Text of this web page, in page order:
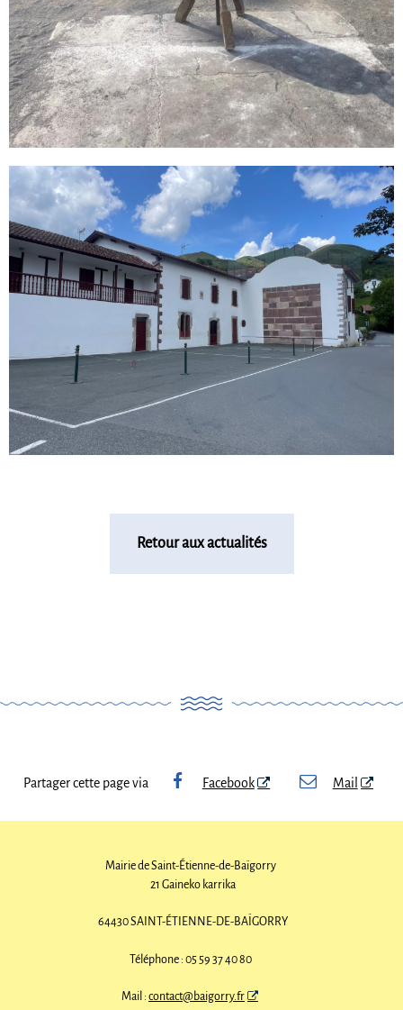
Retour aux actualités
Partager cette page via Facebook Mail
Mairie de Saint-Étienne-de-Baïgorry
21 Gaineko karrika
64430 SAINT-ÉTIENNE-DE-BAÏGORRY
Téléphone : 05 59 37 40 80
Mail :contact@baigorry.fr